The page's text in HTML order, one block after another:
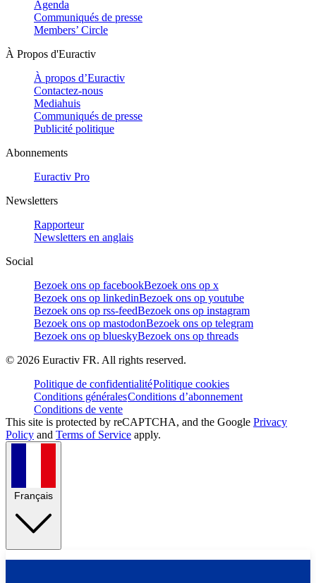
Agenda
Communiqués de presse
Members’ Circle
À Propos d'Euractiv
À propos d’Euractiv
Contactez-nous
Mediahuis
Communiqués de presse
Publicité politique
Abonnements
Euractiv Pro
Newsletters
Rapporteur
Newsletters en anglais
Social
Bezoek ons op facebookBezoek ons op x
Bezoek ons op linkedinBezoek ons op youtube
Bezoek ons op rss-feedBezoek ons op instagram
Bezoek ons op mastodonBezoek ons op telegram
Bezoek ons op blueskyBezoek ons op threads
© 2026 Euractiv FR. All rights reserved.
Politique de confidentialitéPolitique cookies
Conditions généralesConditions d’abonnement
Conditions de vente
This site is protected by reCAPTCHA, and the Google Privacy
Policy and Terms of Service apply.
Français